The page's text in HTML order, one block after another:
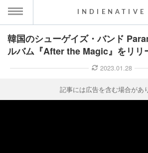
MENU
INDIENATIVE
韓国のシューゲイズ・バンド
ルバム『After the Magic』をリリ
2023.01.28
記事には広告を含む場合があ